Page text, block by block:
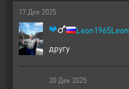
17 Дек 2025
Leon1965Leon
другу
20 Дек 2025